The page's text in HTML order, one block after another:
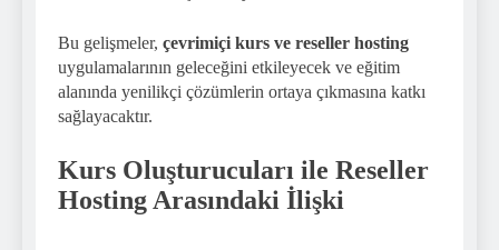
Bu gelişmeler, çevrimiçi kurs ve reseller hosting
uygulamalarının geleceğini etkileyecek ve eğitim
alanında yenilikçi çözümlerin ortaya çıkmasına katkı
sağlayacaktır.
Kurs Oluşturucuları ile Reseller
Hosting Arasındaki İlişki